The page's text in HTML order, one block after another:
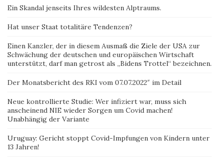
Ein Skandal jenseits Ihres wildesten Alptraums.
Hat unser Staat totalitäre Tendenzen?
Einen Kanzler, der in diesem Ausmaß die Ziele der USA zur
Schwächung der deutschen und europäischen Wirtschaft
unterstützt, darf man getrost als „Bidens Trottel“ bezeichnen.
Der Monatsbericht des RKI vom 07.07.2022″ im Detail
Neue kontrollierte Studie: Wer infiziert war, muss sich
anscheinend NIE wieder Sorgen um Covid machen!
Unabhängig der Variante
Uruguay: Gericht stoppt Covid-Impfungen von Kindern unter
13 Jahren!